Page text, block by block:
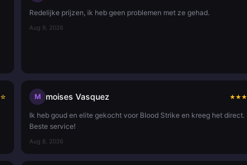
Redelijke prijzen, ik heb geen problemen met ze gehad.
Aug 9, 2026
☆ M moises Vasquez ★★★
Ik heb goud en elite gekocht voor Blood Strike en kreeg het direct.
Beste service!
Aug 8, 2026